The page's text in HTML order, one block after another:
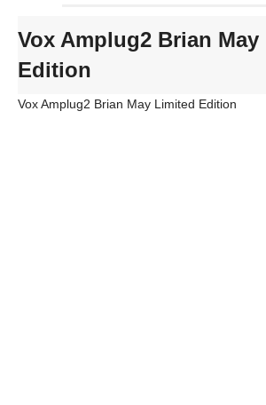
Vox Amplug2 Brian
Edition
Vox Amplug2 Brian May Limited Edition